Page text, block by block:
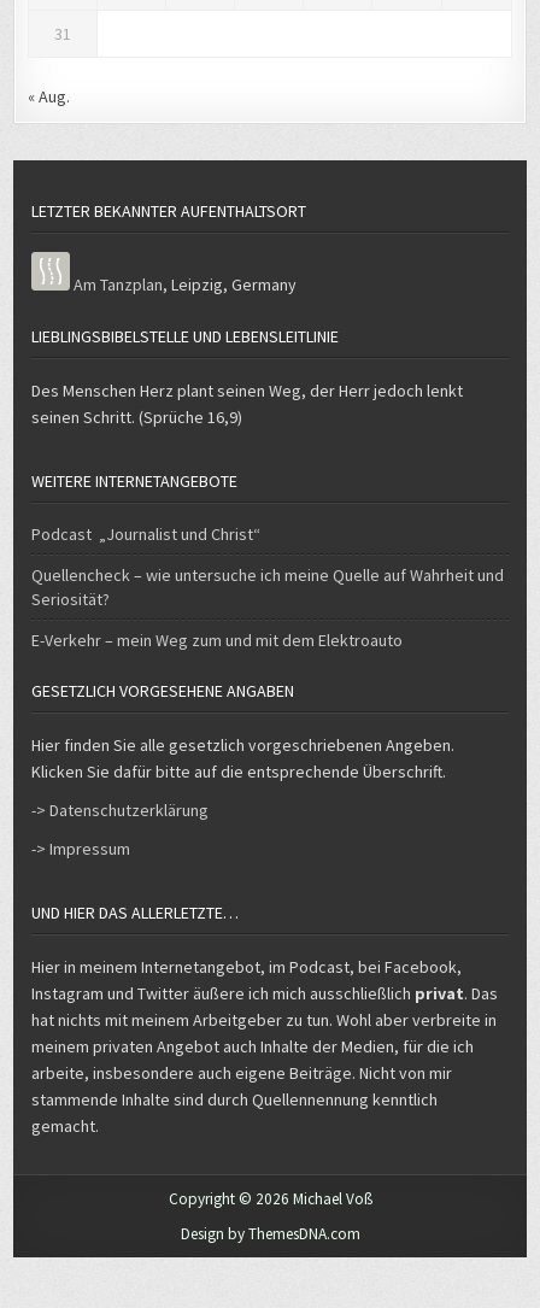
31
« Aug.
LETZTER BEKANNTER AUFENTHALTSORT
Am Tanzplan,Leipzig,Germany
LIEBLINGSBIBELSTELLE UND LEBENSLEITLINIE
Des Menschen Herz plant seinen Weg, der Herr jedoch lenkt
seinen Schritt. (Sprüche 16,9)
WEITERE INTERNETANGEBOTE
Podcast „Journalist und Christ“
Quellencheck – wie untersuche ich meine Quelle auf Wahrheit und
Seriosität?
E-Verkehr – mein Weg zum und mit dem Elektroauto
GESETZLICH VORGESEHENE ANGABEN
Hier finden Sie alle gesetzlich vorgeschriebenen Angeben.
Klicken Sie dafür bitte auf die entsprechende Überschrift.
-> Datenschutzerklärung
-> Impressum
UND HIER DAS ALLERLETZTE…
Hier in meinem Internetangebot, im Podcast, bei Facebook,
Instagram und Twitter äußere ich mich ausschließlich privat. Das
hat nichts mit meinem Arbeitgeber zu tun. Wohl aber verbreite in
meinem privaten Angebot auch Inhalte der Medien, für die ich
arbeite, insbesondere auch eigene Beiträge. Nicht von mir
stammende Inhalte sind durch Quellennennung kenntlich
gemacht.
Copyright © 2026 Michael Voß
Design by ThemesDNA.com